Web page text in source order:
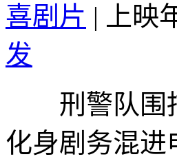
喜剧片 | 上映
发
刑警队围捕
化身剧务混进